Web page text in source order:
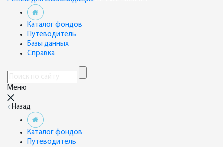
Каталог фондов
Путеводитель
Базы данных
Справка
Меню
Назад
Каталог фондов
Путеводитель